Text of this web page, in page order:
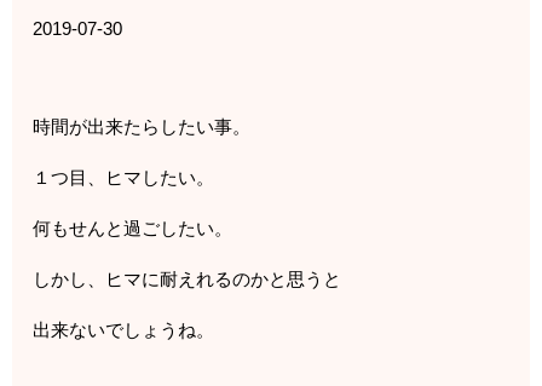
2019-07-30
時間が出来たらしたい事。
１つ目、ヒマしたい。
何もせんと過ごしたい。
しかし、ヒマに耐えれるのかと思うと
出来ないでしょうね。